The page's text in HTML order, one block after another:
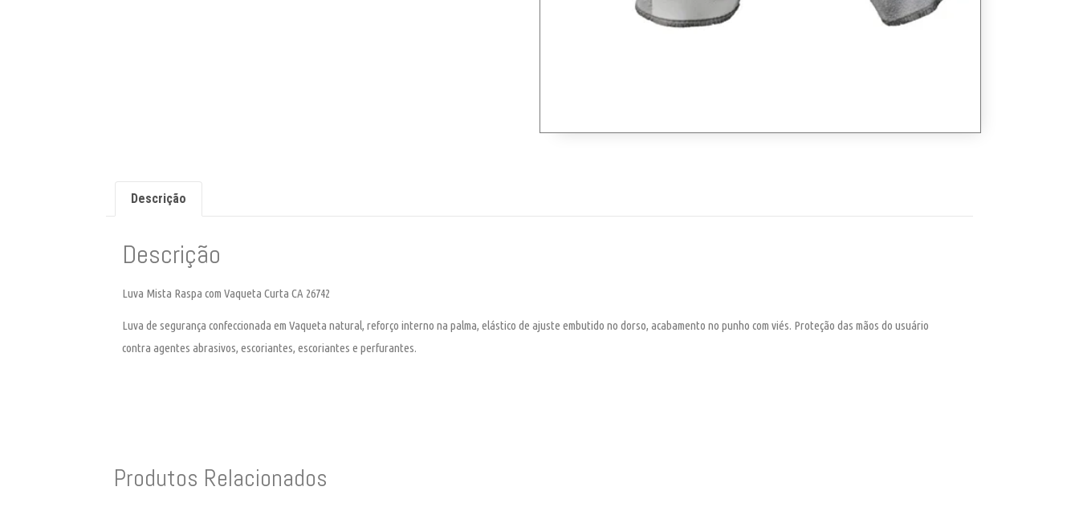
Descrição
Descrição
Luva Mista Raspa com Vaqueta Curta CA 26742
Luva de segurança confeccionada em Vaqueta natural, reforço interno na palma, elástico de ajuste embutido no dorso, acabamento no punho com viés. Proteção das mãos do usuário
contra agentes abrasivos, escoriantes, escoriantes e perfurantes.
Produtos Relacionados